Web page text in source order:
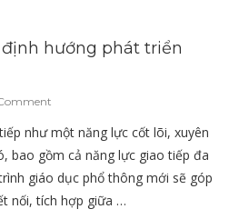
định hướng phát triển
như một năng lực cốt lõi, xuyên
bao gồm cả năng lực giao tiếp đa
giáo dục phổ thông mới sẽ góp
nối, tích hợp giữa …